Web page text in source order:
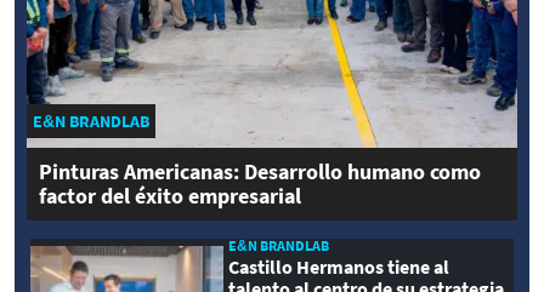
E&N BRANDLAB
Pinturas Americanas: Desarrollo humano como
factor del éxito empresarial
E&N BRANDLAB
Castillo Hermanos tiene al